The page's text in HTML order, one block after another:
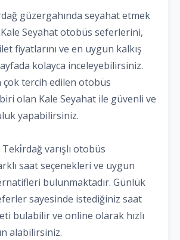
güzergahında seyahat etmek
Seyahat otobüs seferlerini,
fiyatlarını ve en uygun kalkış
kolayca inceleyebilirsiniz.
çok tercih edilen otobüs
olan Kale Seyahat ile güvenli ve
yapabilirsiniz.
Teki̇rdağ varışlı otobüs
saat seçenekleri ve uygun
bulunmaktadır. Günlük
sayesinde istediğiniz saat
bulabilir ve online olarak hızlı
alabilirsiniz.